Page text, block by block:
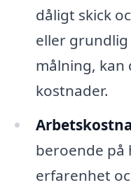
dåligt skick
eller
målning, kan
kostnader.
beroende på
erfarenhet